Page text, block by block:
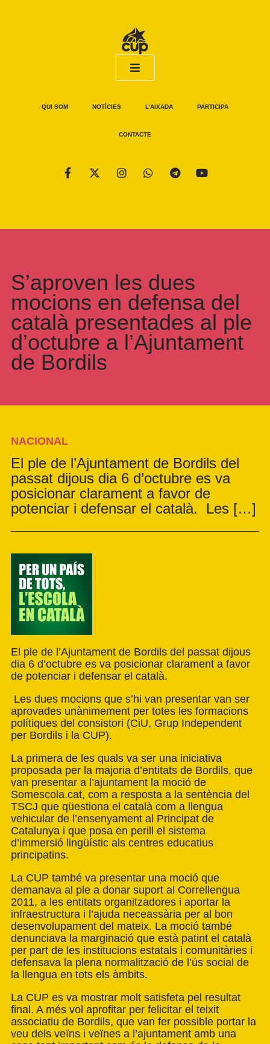
QUI SOM NOTÍCIES L’AIXADA PARTICIPA
CONTACTE
S’aproven les dues
mocions en defensa del
català presentades al ple
d’octubre a l’Ajuntament
de Bordils
NACIONAL
El ple de l’Ajuntament de Bordils del
passat dijous dia 6 d’octubre es va
posicionar clarament a favor de
potenciar i defensar el català. Les […]
El ple de l’Ajuntament de Bordils del passat dijous
dia 6 d’octubre es va posicionar clarament a favor
de potenciar i defensar el català.
Les dues mocions que s’hi van presentar van ser
aprovades unànimement per totes les formacions
polítiques del consistori (CiU, Grup Independent
per Bordils i la CUP).
La primera de les quals va ser una iniciativa
proposada per la majoria d’entitats de Bordils, que
van presentar a l’ajuntament la moció de
Somescola.cat, com a resposta a la sentència del
TSCJ que qüestiona el català com a llengua
vehicular de l’ensenyament al Principat de
Catalunya i que posa en perill el sistema
d’immersió lingüístic als centres educatius
principatins.
La CUP també va presentar una moció que
demanava al ple a donar suport al Correllengua
2011, a les entitats organitzadores i aportar la
infraestructura i l’ajuda neceassària per al bon
desenvolupament del mateix. La moció també
denunciava la marginació que està patint el català
per part de les institucions estatals i comunitàries i
defensava la plena normalització de l’ús social de
la llengua en tots els àmbits.
La CUP es va mostrar molt satisfeta pel resultat
final. A més vol aprofitar per felicitar el teixit
associatiu de Bordils, que van fer possible portar la
veu dels veïns i veïnes a l’ajuntament amb una